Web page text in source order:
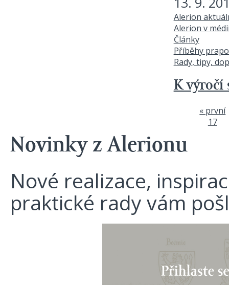
Alerion
Alerion v
Články
Příběhy
Rady, tipy,
K výročí
Stránky
« první
17
Novinky z Alerionu
Nové realizace,
praktické rady vám